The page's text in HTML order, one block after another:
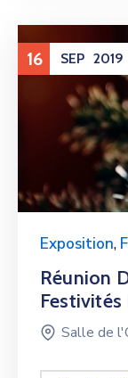
16 SEP 2019
Exposition,
Réunion
Festivités
Salle de